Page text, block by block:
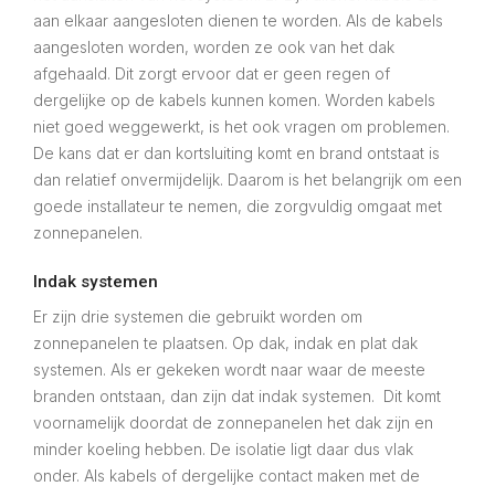
aan elkaar aangesloten dienen te worden. Als de kabels
aangesloten worden, worden ze ook van het dak
afgehaald. Dit zorgt ervoor dat er geen regen of
dergelijke op de kabels kunnen komen. Worden kabels
niet goed weggewerkt, is het ook vragen om problemen.
De kans dat er dan kortsluiting komt en brand ontstaat is
dan relatief onvermijdelijk. Daarom is het belangrijk om een
goede installateur te nemen, die zorgvuldig omgaat met
zonnepanelen.
Indak systemen
Er zijn drie systemen die gebruikt worden om
zonnepanelen te plaatsen. Op dak, indak en plat dak
systemen. Als er gekeken wordt naar waar de meeste
branden ontstaan, dan zijn dat indak systemen. Dit komt
voornamelijk doordat de zonnepanelen het dak zijn en
minder koeling hebben. De isolatie ligt daar dus vlak
onder. Als kabels of dergelijke contact maken met de